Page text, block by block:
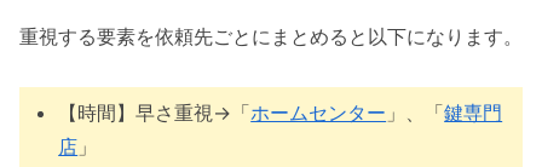
重視する要素を依頼先ごとにまとめると以下になります。
【時間】早さ重視→「ホームセンター 」、「鍵専門
店 」